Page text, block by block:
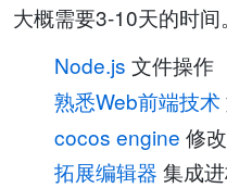
大概需要3-10天的时间。
Node.js 文件操作
熟悉Web前端技术
cocos engine 修
拓展编辑器 集成